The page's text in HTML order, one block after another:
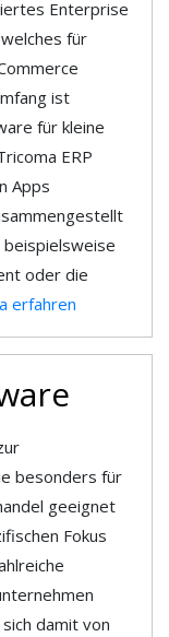
Enterprise
für
ist
für kleine
ERP
Apps
beispielsweise
oder die
erfahren
besonders für
geeignet
Fokus
damit von